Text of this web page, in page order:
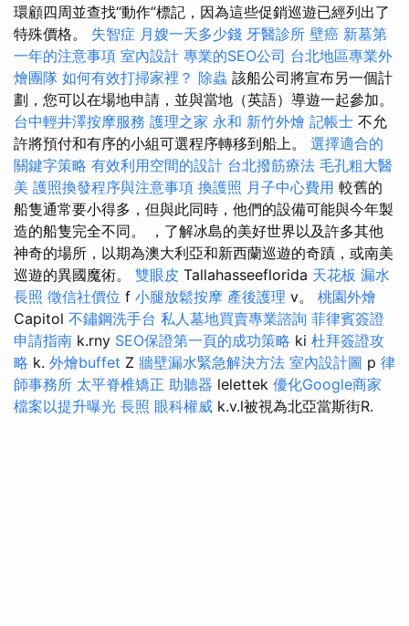
環顧四周並查找“動作”標記，因為這些促銷巡遊已經列出了
特殊價格。 失智症 月嫂一天多少錢 牙醫診所 壁癌 新墓第
一年的注意事項 室內設計 專業的SEO公司 台北地區專業外
燴團隊 如何有效打掃家裡？ 除蟲 該船公司將宣布另一個計
劃，您可以在場地申請，並與當地（英語）導遊一起參加。
台中輕井澤按摩服務 護理之家 永和 新竹外燴 記帳士 不允
許將預付和有序的小組可選程序轉移到船上。 選擇適合的
關鍵字策略 有效利用空間的設計 台北撥筋療法 毛孔粗大醫
美 護照換發程序與注意事項 換護照 月子中心費用 較舊的
船隻通常要小得多，但與此同時，他們的設備可能與今年製
造的船隻完全不同。 ，了解冰島的美好世界以及許多其他
神奇的場所，以期為澳大利亞和新西蘭巡遊的奇蹟，或南美
巡遊的異國魔術。 雙眼皮 Tallahasseeflorida 天花板 漏水
長照 徵信社價位 f 小腿放鬆按摩 產後護理 v。 桃園外燴
Capitol 不鏽鋼洗手台 私人墓地買賣專業諮詢 菲律賓簽證
申請指南 k.rny SEO保證第一頁的成功策略 ki 杜拜簽證攻
略 k. 外燴buffet Z 牆壁漏水緊急解決方法 室內設計圖 p 律
師事務所 太平脊椎矯正 助聽器 lelettek 優化Google商家
檔案以提升曝光 長照 眼科權威 k.v.l被視為北亞當斯街R.